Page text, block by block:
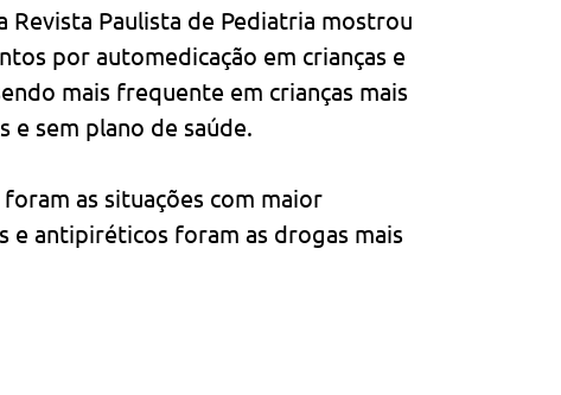
Paulista de Pediatria mostrou
por automedicação em crianças e
mais frequente em crianças mais
e sem plano de saúde.
as situações com maior
e antipiréticos foram as drogas mais